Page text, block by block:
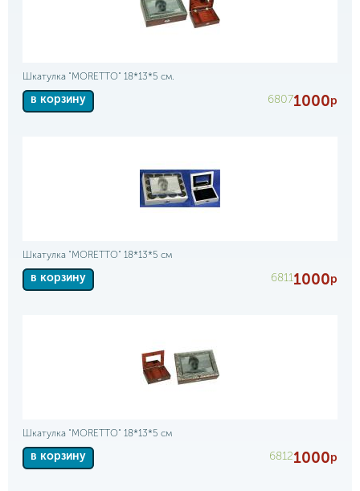
Шкатулка "MORETTO" 18*13*5 см.
в корзину 68071000р
Шкатулка "MORETTO" 18*13*5 см
в корзину 68111000р
Шкатулка "MORETTO" 18*13*5 см
в корзину 68121000р